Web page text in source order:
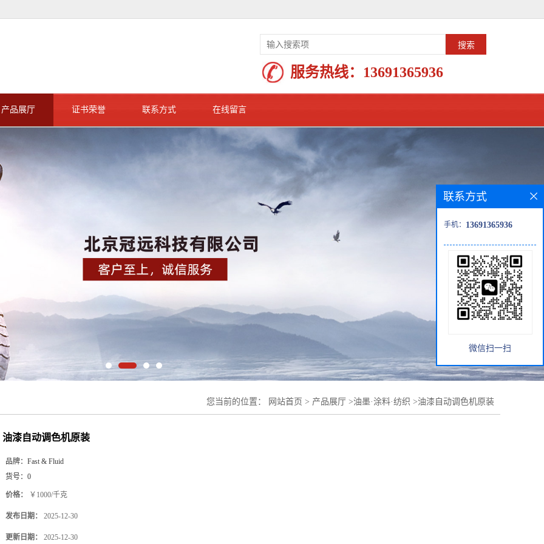
服务热线： 13691365936
产品展厅 证书荣誉 联系方式 在线留言
您当前的位置： 网站首页 > 产品展厅 >油墨·涂料·纺织 >油漆自动调色机原装
油漆自动调色机原装
品牌： Fast & Fluid
货号： 0
价格： ￥1000/千克
发布日期： 2025-12-30
更新日期： 2025-12-30
联系方式
手机： 13691365936
微信扫一扫